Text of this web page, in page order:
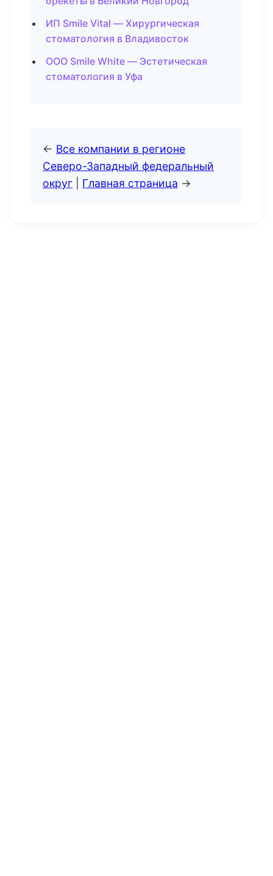
ИП Smile Vital — Хирургическая
стоматология в Владивосток
ООО Smile White — Эстетическая
стоматология в Уфа
← Все компании в регионе
Северо-Западный федеральный
округ
Главная страница →